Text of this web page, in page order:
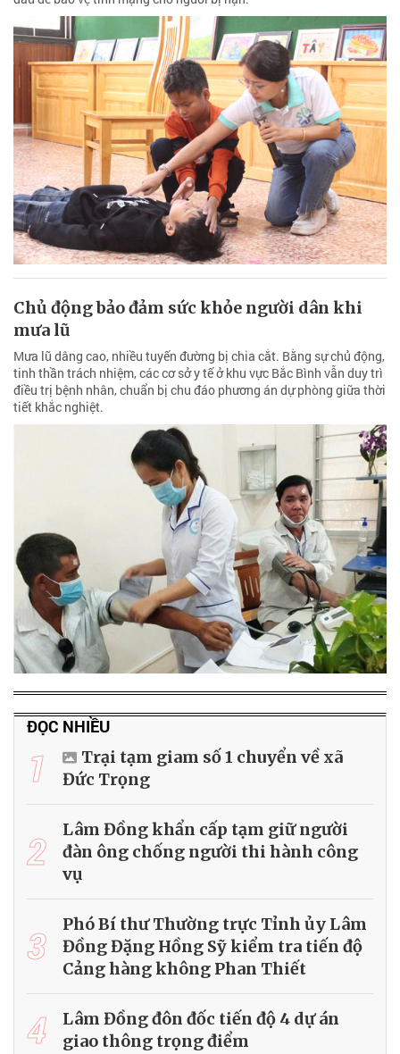
Chủ động bảo đảm sức khỏe người dân khi
mưa lũ
Mưa lũ dâng cao, nhiều tuyến đường bị chia cắt. Bằng sự chủ động,
tinh thần trách nhiệm, các cơ sở y tế ở khu vực Bắc Bình vẫn duy trì
điều trị bệnh nhân, chuẩn bị chu đáo phương án dự phòng giữa thời
tiết khắc nghiệt.
ĐỌC NHIỀU
1
Trại tạm giam số 1 chuyển về xã
Đức Trọng
2
Lâm Đồng khẩn cấp tạm giữ người
đàn ông chống người thi hành công
vụ
3
Phó Bí thư Thường trực Tỉnh ủy Lâm
Đồng Đặng Hồng Sỹ kiểm tra tiến độ
Cảng hàng không Phan Thiết
4
Lâm Đồng đôn đốc tiến độ 4 dự án
giao thông trọng điểm